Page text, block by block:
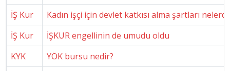
İŞ Kur
Kadın işçi için devlet katkısı alma şartları
İŞ Kur
İŞKUR engellinin de umudu oldu
KYK
YÖK bursu nedir?